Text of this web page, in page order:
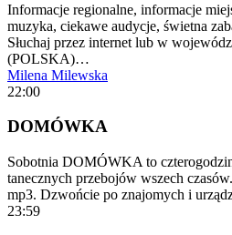
Informacje regionalne, informacje
muzyka, ciekawe audycje, świetna
Słuchaj przez internet lub w
(POLSKA)…
Milena Milewska
22:00
DOMÓWKA
Sobotnia DOMÓWKA to
tanecznych przebojów wszech
mp3. Dzwońcie po znajomych i
23:59